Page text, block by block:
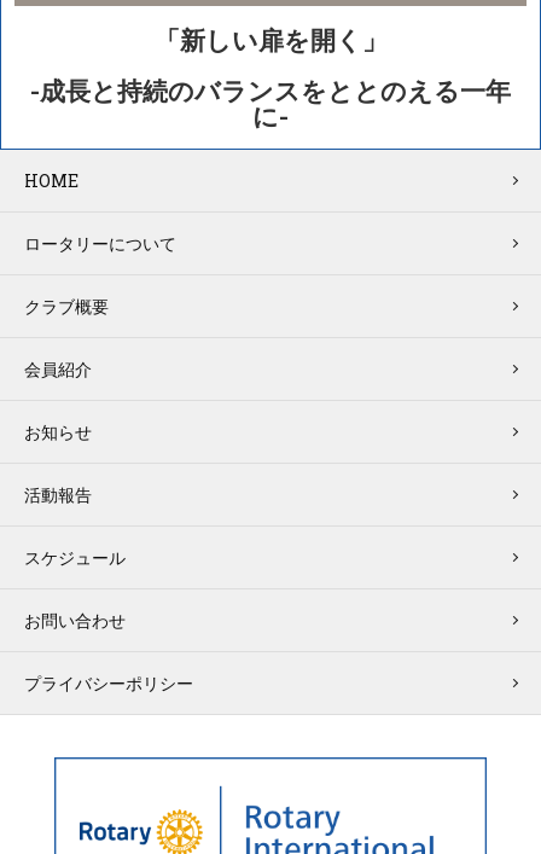
「新しい扉を開く」
-成長と持続のバランスをととのえる一年
に-
HOME
ロータリーについて
クラブ概要
会員紹介
お知らせ
活動報告
スケジュール
お問い合わせ
プライバシーポリシー